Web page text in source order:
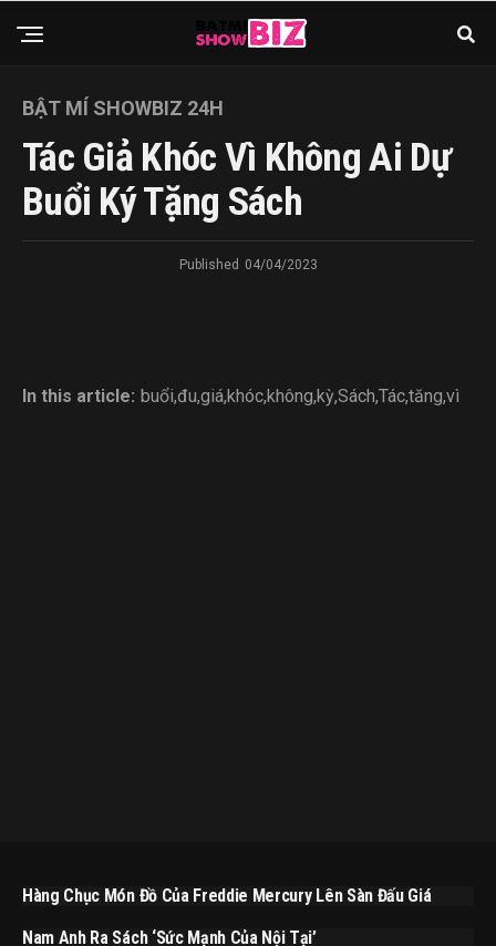
BẬT MÍ SHOWBIZ 24H
Tác Giả Khóc Vì Không Ai Dự
Buổi Ký Tặng Sách
Published 04/04/2023
In this article: buổi,đu,giá,khóc,không,kỳ,Sách,Tác,tăng,vì
Hàng Chục Món Đồ Của Freddie Mercury Lên Sàn Đấu Giá
Nam Anh Ra Sách ‘Sức Mạnh Của Nội Tại’